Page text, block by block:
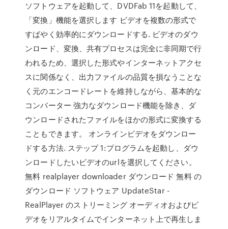
ソフトウェアを起動して、DVDFab 11を起動して、
「変換」機能を選択します ビデオを複数の形式で
すばやく効率的にダウンロードする. ビデオのダウ
ンロード、変換、共有プロセスは完全に非同期で行
われるため、選択した形式やインターネットアクセ
スに関係なく、出力ファイルの品質を損なうことな
く元のエンコードレートを維持しながら、基本的な
コンバーター 強力なダウンロード機能を除き、ダ
ウンロードされたファイルをほかの形式に変換する
こともできます。 オンラインビデオをダウンロー
ドする方法. ステップ 1:プログラムを起動し、ダウ
ンロードしたいビデオのurlを選択してください。
無料 realplayer downloader ダウンロード 無料 の
ダウンロード ソフトウェア UpdateStar -
RealPlayer のストリーミング オーディオおよびビ
デオをリアルタイムでインターネット上で再生しま